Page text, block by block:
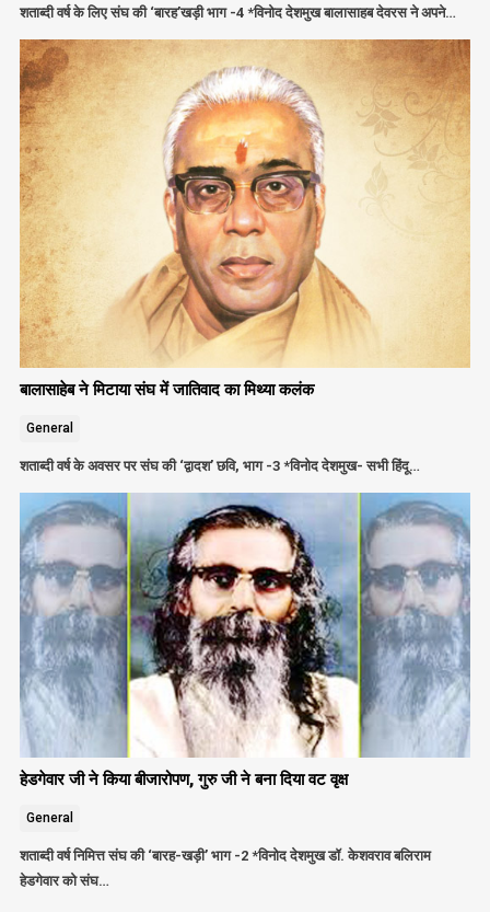
शताब्दी वर्ष के लिए संघ की ‘बारह’खड़ी भाग -4 *विनोद देशमुख बालासाहब देवरस ने अपने…
बालासाहेब ने मिटाया संघ में जातिवाद का मिथ्या कलंक
General
शताब्दी वर्ष के अवसर पर संघ की ‘द्वादश’ छवि, भाग -3 *विनोद देशमुख- सभी हिंदू…
हेडगेवार जी ने किया बीजारोपण, गुरु जी ने बना दिया वट वृक्ष
General
शताब्दी वर्ष निमित्त संघ की ‘बारह-खड़ी’ भाग -2 *विनोद देशमुख डॉ. केशवराव बलिराम
हेडगेवार को संघ…